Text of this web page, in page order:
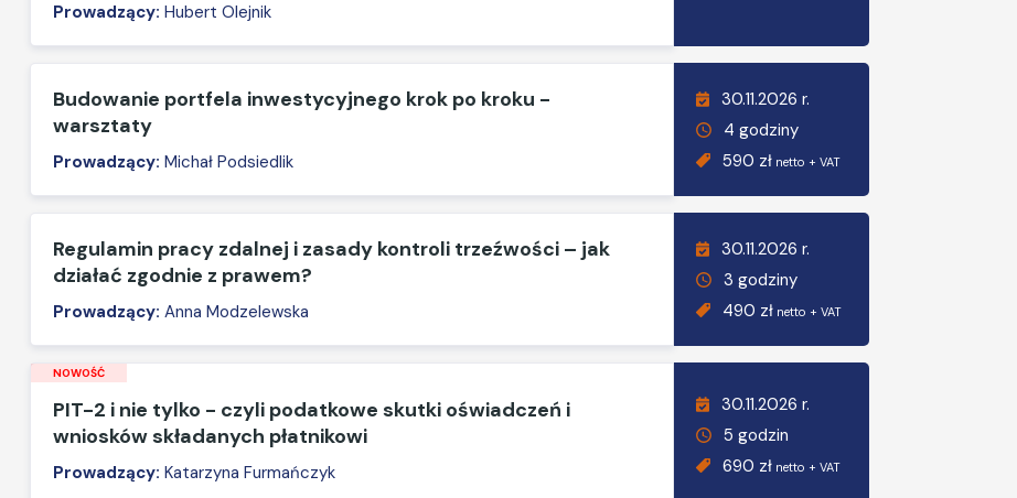
Prowadzący: Hubert Olejnik
Budowanie portfela inwestycyjnego krok po kroku -
warsztaty
Prowadzący: Michał Podsiedlik
30.11.2026 r.
4 godziny
590 zł netto + VAT
Regulamin pracy zdalnej i zasady kontroli trzeźwości – jak
działać zgodnie z prawem?
Prowadzący: Anna Modzelewska
30.11.2026 r.
3 godziny
490 zł netto + VAT
NOWOŚĆ
PIT-2 i nie tylko - czyli podatkowe skutki oświadczeń i
wniosków składanych płatnikowi
Prowadzący: Katarzyna Furmańczyk
30.11.2026 r.
5 godzin
690 zł netto + VAT